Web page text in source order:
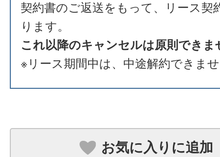
契約書のご返送をもって、リース契
ります。
これ以降のキャンセルは原則できま
※リース期間中は、中途解約できま
お気に入りに追加